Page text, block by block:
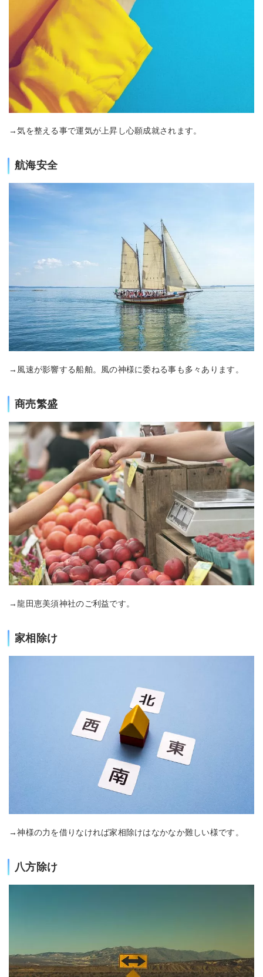
→気を整える事で運気が上昇し心願成就されます。
航海安全
→風速が影響する船舶。風の神様に委ねる事も多々あります。
商売繁盛
→龍田恵美須神社のご利益です。
家相除け
→神様の力を借りなければ家相除けはなかなか難しい様です。
八方除け